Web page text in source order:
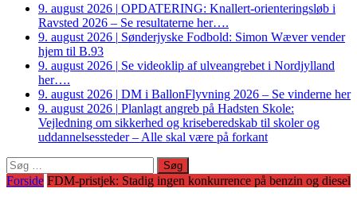
9. august 2026 | OPDATERING: Knallert-orienteringsløb i
Ravsted 2026 – Se resultaterne her….
9. august 2026 | Sønderjyske Fodbold: Simon Wæver vender
hjem til B.93
9. august 2026 | Se videoklip af ulveangrebet i Nordjylland
her….
9. august 2026 | DM i BallonFlyvning 2026 – Se vinderne her
9. august 2026 | Planlagt angreb på Hadsten Skole:
Vejledning om sikkerhed og kriseberedskab til skoler og
uddannelsessteder – Alle skal være på forkant
Søg
efter:
Forside FDM-pristjek: Stadig ingen konkurrence på benzin og diesel